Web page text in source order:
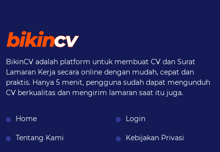
BikinCV adalah platform untuk membuat CV dan Surat
Lamaran Kerja secara online dengan mudah, cepat dan
praktis. Hanya 5 menit, pengguna sudah dapat mengunduh
CV berkualitas dan mengirim lamaran saat itu juga.
Home
Tentang Kami
Login
Kebijakan Privasi